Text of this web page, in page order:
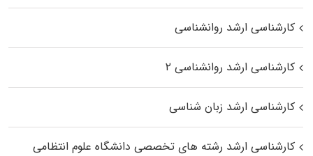
کارشناسی ارشد روانشناسی
کارشناسی ارشد روانشناسی ۲
کارشناسی ارشد زبان شناسی
کارشناسی ارشد رﺷﺘﻪ ﻫﺎی تخصصی داﻧﺸﮕﺎه ﻋﻠﻮم انتظامی